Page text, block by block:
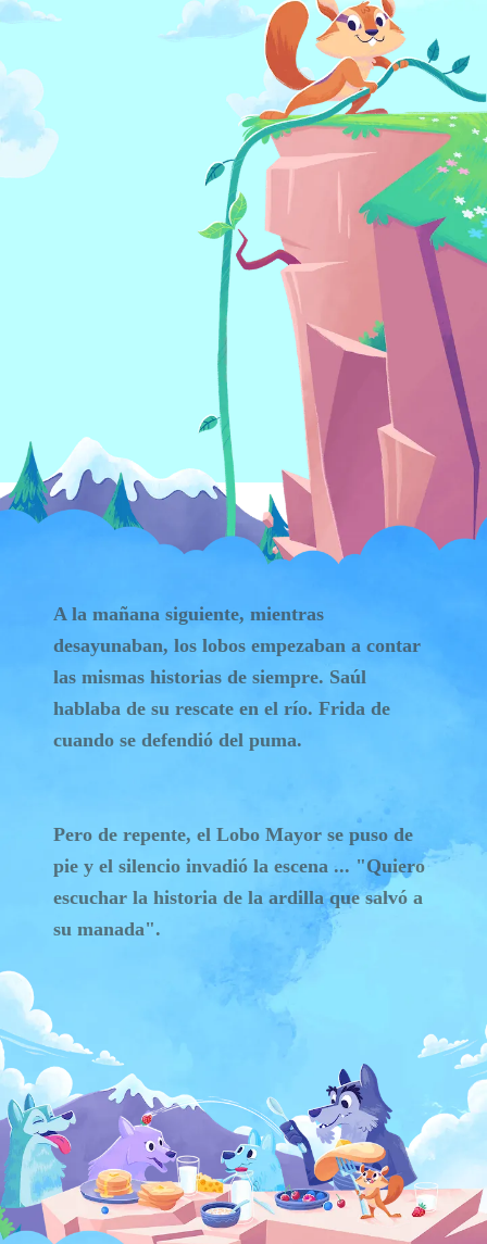
A la mañana siguiente, mientras
desayunaban, los lobos empezaban a contar
las mismas historias de siempre. Saúl
hablaba de su rescate en el río. Frida de
cuando se defendió del puma.
Pero de repente, el Lobo Mayor se puso de
pie y el silencio invadió la escena ... "Quiero
escuchar la historia de la ardilla que salvó a
su manada".